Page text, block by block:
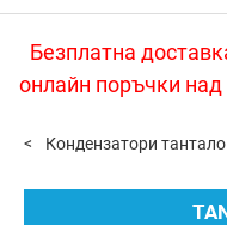
Безплатна
онлайн поръчки
Кондензатори